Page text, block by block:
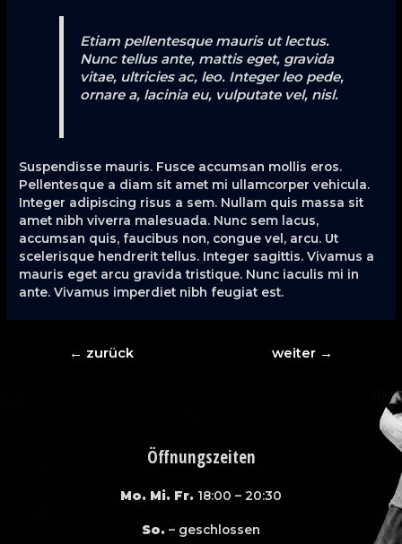
Etiam pellentesque mauris ut lectus.
Nunc tellus ante, mattis eget, gravida
vitae, ultricies ac, leo. Integer leo pede,
ornare a, lacinia eu, vulputate vel, nisl.
Suspendisse mauris. Fusce accumsan mollis eros.
Pellentesque a diam sit amet mi ullamcorper vehicula.
Integer adipiscing risus a sem. Nullam quis massa sit
amet nibh viverra malesuada. Nunc sem lacus,
accumsan quis, faucibus non, congue vel, arcu. Ut
scelerisque hendrerit tellus. Integer sagittis. Vivamus a
mauris eget arcu gravida tristique. Nunc iaculis mi in
ante. Vivamus imperdiet nibh feugiat est.
Beitragsnavigation
← zurück weiter →
Öffnungszeiten
Mo. Mi. Fr. 18:00 – 20:30
So. – geschlossen